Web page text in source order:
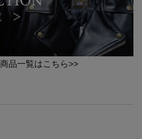
品一覧はこちら>>